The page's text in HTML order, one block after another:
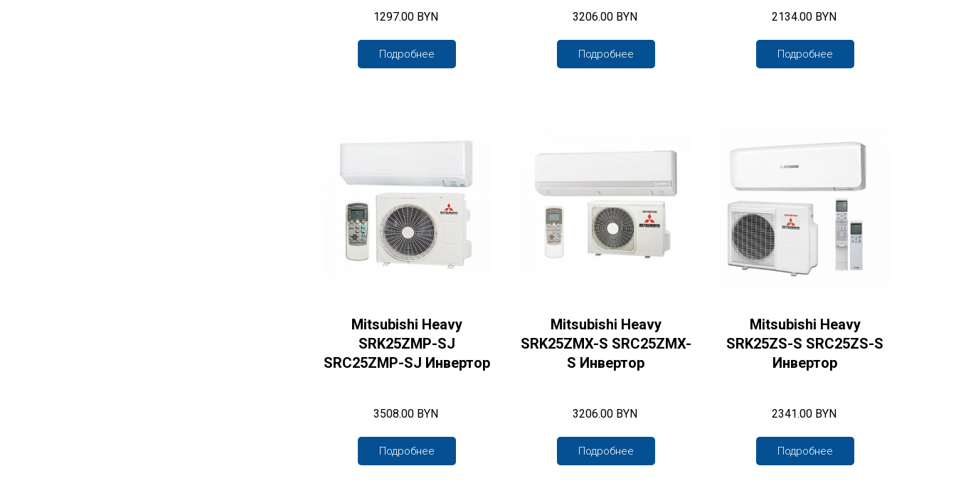
1297.00 BYN
Подробнее
3206.00 BYN
Подробнее
2134.00 BYN
Подробнее
Mitsubishi Heavy
SRK25ZMP-SJ
SRC25ZMP-SJ Инвертор
3508.00 BYN
Подробнее
Mitsubishi Heavy
SRK25ZMX-S SRC25ZMX-
S Инвертор
3206.00 BYN
Подробнее
Mitsubishi Heavy
SRK25ZS-S SRC25ZS-S
Инвертор
2341.00 BYN
Подробнее